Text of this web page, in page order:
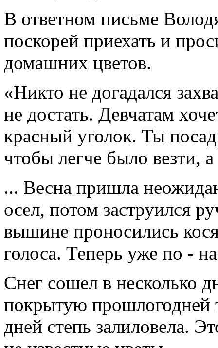
В ответном письме
поскорей приехать и
домашних цветов.
«Никто не догадался
не достать. Девчатам
красный уголок. Ты
чтобы легче было везти,
... Весна пришла
осел, потом заструился
вышине проносились
голоса. Теперь уже по -
Снег сошел в несколько
покрытую прошлогодней
дней степь залиловела.